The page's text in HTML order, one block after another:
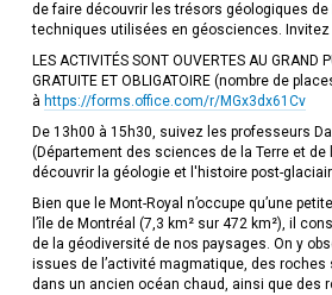
de faire découvrir les trésors géologiques de
techniques utilisées en géosciences. Invitez
LES ACTIVITÉS SONT OUVERTES AU GRAND
GRATUITE ET OBLIGATOIRE (nombre de
à https://forms.office.com/r/MGx3dx61Cv
De 13h00 à 15h30, suivez les professeurs
(Département des sciences de la Terre et de
découvrir la géologie et l'histoire post-
Bien que le Mont-Royal n’occupe qu’une
l’île de Montréal (7,3 km² sur 472 km²), il
de la géodiversité de nos paysages. On y
issues de l’activité magmatique, des
dans un ancien océan chaud, ainsi que des